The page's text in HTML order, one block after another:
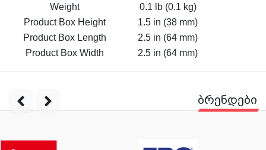
Weight
0.1 lb (0.1 kg)
Product Box Height
1.5 in (38 mm)
Product Box Length
2.5 in (64 mm)
Product Box Width
2.5 in (64 mm)
ბრენდები